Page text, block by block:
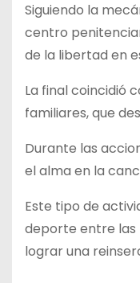
Siguiendo la
centro
de la libertad en
La final coincidió
familiares, que
Durante las
el alma en la
Este tipo de
deporte entre las
lograr una